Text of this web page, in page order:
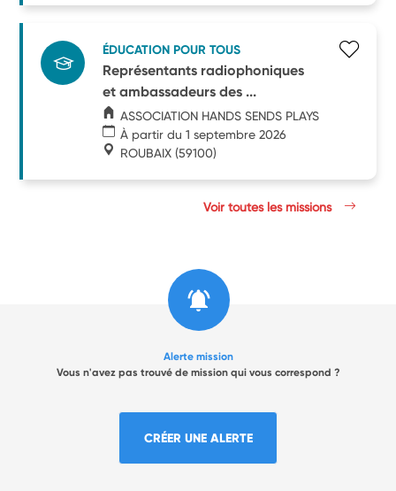
ÉDUCATION POUR TOUS
Représentants radiophoniques
et ambassadeurs des ...
ASSOCIATION HANDS SENDS PLAYS
À partir du 1 septembre 2026
ROUBAIX (59100)
Voir toutes les missions
Alerte mission
Vous n'avez pas trouvé de mission qui vous correspond ?
CRÉER UNE ALERTE